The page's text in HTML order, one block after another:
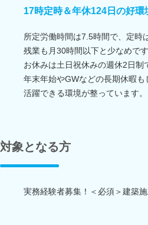
17時定時＆年休124日の好環
所定労働時間は7.5時間で、定時
残業も月30時間以下と少なめで
お休みは土日祝休みの週休2日
年末年始やGWなどの長期休暇
活躍できる環境が整っています。
対象となる方
実務経験者募集！＜必須＞建築